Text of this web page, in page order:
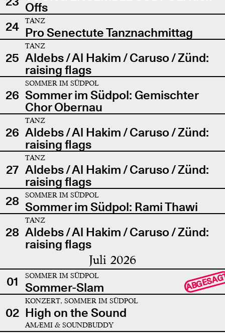
Offs
24
TANZ
Pro Senectute Tanznachmittag
25
TANZ
Aldebs / Al Hakim / Caruso / Zünd:
raising flags
26
SOMMER IM SÜDPOL
Sommer im Südpol: Gemischter
Chor Obernau
26
TANZ
Aldebs / Al Hakim / Caruso / Zünd:
raising flags
27
TANZ
Aldebs / Al Hakim / Caruso / Zünd:
raising flags
28
SOMMER IM SÜDPOL
Sommer im Südpol: Rami Thawi
28
TANZ
Aldebs / Al Hakim / Caruso / Zünd:
raising flags
Juli 2026
01 SOMMER IM SÜDPOL
Sommer-Slam
02
KONZERT, SOMMER IM SÜDPOL
High on the Sound
AMÆMI & SOUNDBUDDY